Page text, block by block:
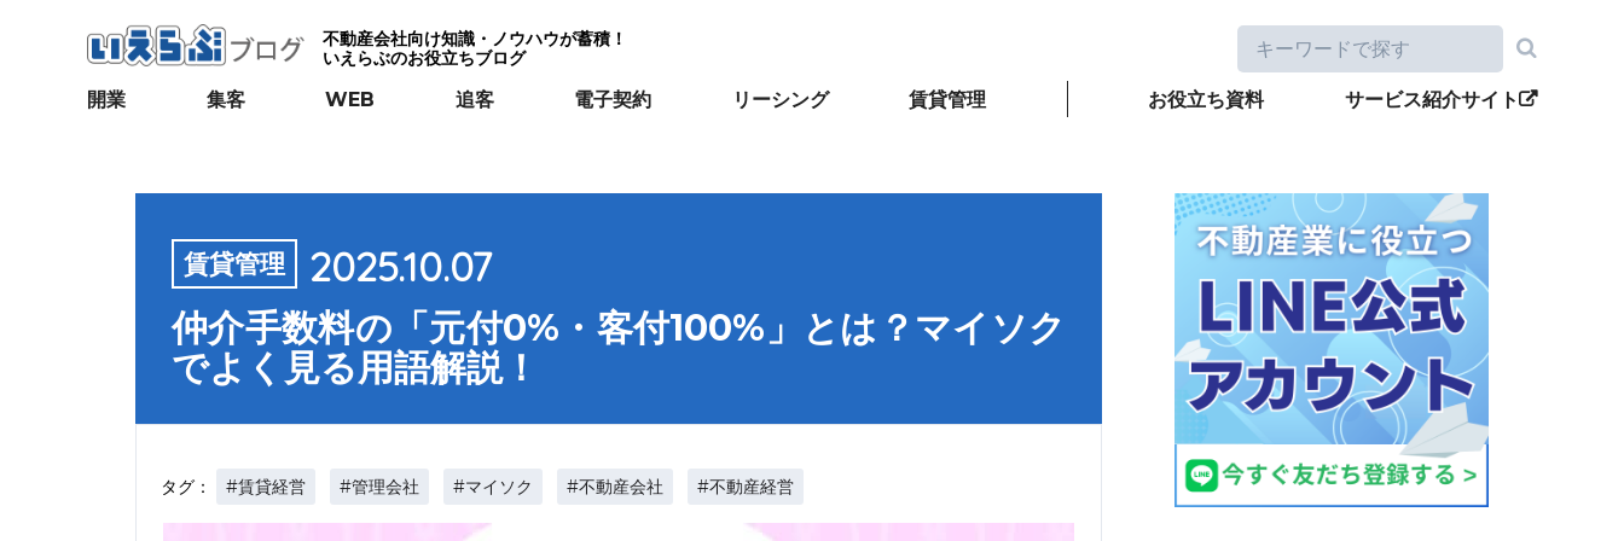
不動産会社向け知識・ノウハウが蓄積！
いえらぶのお役立ちブログ
開業 集客 WEB 追客 電子契約 リーシング 賃貸管理 お役立ち資料 サービス紹介サイト
賃貸管理 2025.10.07
仲介手数料の「元付0%・客付100%」とは？マイソク
でよく見る用語解説！
タグ： #賃貸経営 #管理会社 #マイソク #不動産会社 #不動産経営